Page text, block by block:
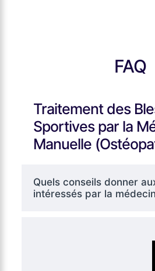
FAQ
Traitement des
Sportives par la
Manuelle
Quels conseils donner
intéressés par la